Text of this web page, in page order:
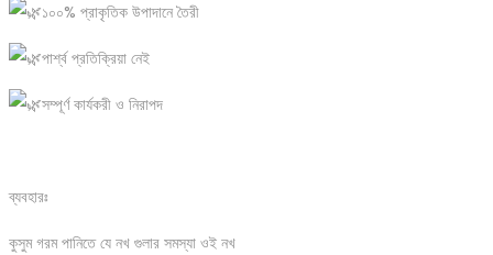
১০০% প্রাকৃতিক উপাদানে তৈরী
পার্শ্ব প্রতিক্রিয়া নেই
সম্পূর্ণ কার্যকরী ও নিরাপদ
ব্যবহারঃ
কুসুম গরম পানিতে যে নখ গুলার সমস্যা ওই নখ